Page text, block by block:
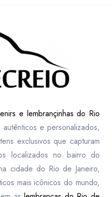
e lembrançinhas do Rio
e personalizados,
exclusivos que capturam
localizados no bairro do
cidade do Rio de Janeiro,
mais icônicos do mundo,